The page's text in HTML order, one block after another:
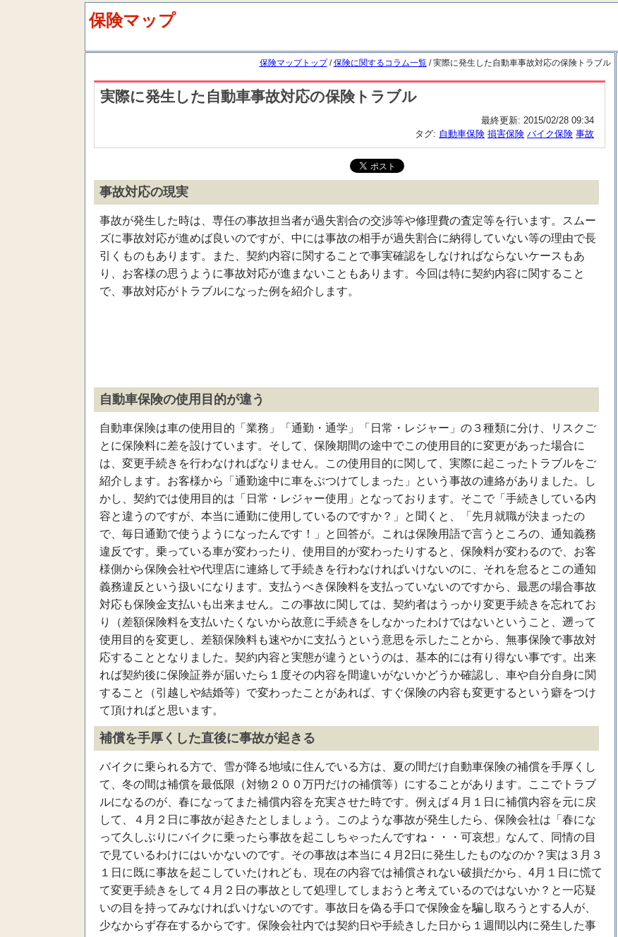
保険マップ
保険マップトップ/保険に関するコラム一覧/ 実際に発生した自動車事故対応の保険トラブル
実際に発生した自動車事故対応の保険トラブル
最終更新: 2015/02/28 09:34
タグ: 自動車保険 損害保険 バイク保険 事故
事故対応の現実
事故が発生した時は、専任の事故担当者が過失割合の交渉等や修理費の査定等を行います。スムー
ズに事故対応が進めば良いのですが、中には事故の相手が過失割合に納得していない等の理由で長
引くものもあります。また、契約内容に関することで事実確認をしなければならないケースもあ
り、お客様の思うように事故対応が進まないこともあります。今回は特に契約内容に関すること
で、事故対応がトラブルになった例を紹介します。
自動車保険の使用目的が違う
自動車保険は車の使用目的「業務」「通勤・通学」「日常・レジャー」の３種類に分け、リスクご
とに保険料に差を設けています。そして、保険期間の途中でこの使用目的に変更があった場合に
は、変更手続きを行わなければなりません。この使用目的に関して、実際に起こったトラブルをご
紹介します。お客様から「通勤途中に車をぶつけてしまった」という事故の連絡がありました。し
かし、契約では使用目的は「日常・レジャー使用」となっております。そこで「手続きしている内
容と違うのですが、本当に通勤に使用しているのですか？」と聞くと、「先月就職が決まったの
で、毎日通勤で使うようになったんです！」と回答が。これは保険用語で言うところの、通知義務
違反です。乗っている車が変わったり、使用目的が変わったりすると、保険料が変わるので、お客
様側から保険会社や代理店に連絡して手続きを行わなければいけないのに、それを怠るとこの通知
義務違反という扱いになります。支払うべき保険料を支払っていないのですから、最悪の場合事故
対応も保険金支払いも出来ません。この事故に関しては、契約者はうっかり変更手続きを忘れてお
り（差額保険料を支払いたくないから故意に手続きをしなかったわけではないということ、遡って
使用目的を変更し、差額保険料も速やかに支払うという意思を示したことから、無事保険で事故対
応することとなりました。契約内容と実態が違うというのは、基本的には有り得ない事です。出来
れば契約後に保険証券が届いたら１度その内容を間違いがないかどうか確認し、車や自分自身に関
すること（引越しや結婚等）で変わったことがあれば、すぐ保険の内容も変更するという癖をつけ
て頂ければと思います。
補償を手厚くした直後に事故が起きる
バイクに乗られる方で、雪が降る地域に住んでいる方は、夏の間だけ自動車保険の補償を手厚くし
て、冬の間は補償を最低限（対物２００万円だけの補償等）にすることがあります。ここでトラブ
ルになるのが、春になってまた補償内容を充実させた時です。例えば４月１日に補償内容を元に戻
して、４月２日に事故が起きたとしましょう。このような事故が発生したら、保険会社は「春にな
って久しぶりにバイクに乗ったら事故を起こしちゃったんですね・・・可哀想」なんて、同情の目
で見ているわけにはいかないのです。その事故は本当に４月2日に発生したものなのか？実は３月３
１日に既に事故を起こしていたけれども、現在の内容では補償されない破損だから、4月１日に慌て
て変更手続きをして４月２日の事故として処理してしまおうと考えているのではないか？と一応疑
いの目を持ってみなければいけないのです。事故日を偽る手口で保険金を騙し取ろうとする人が、
少なからず存在するからです。保険会社内では契約日や手続きした日から１週間以内に発生した事